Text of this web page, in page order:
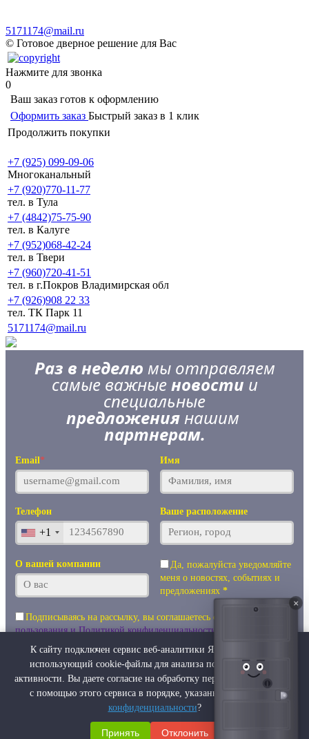
5171174@mail.ru
© Готовое дверное решение для Вас
Нажмите для звонка
0
Ваш заказ готов к оформлению
Оформить заказ Быстрый заказ в 1 клик
Продолжить покупки
+7 (925) 099-09-06
Многоканальный
+7 (920)770-11-77
тел. в Тула
+7 (4842)75-75-90
тел. в Калуге
+7 (952)068-42-24
тел. в Твери
+7 (960)720-41-51
тел. в г.Покров Владимирская обл
+7 (926)908 22 33
тел. ТК Парк 11
5171174@mail.ru
Раз в неделю мы отправляем
самые важныеновости и
специальные
предложения нашим
партнерам.
Email* Имя
Телефон
+1
Ваше расположение
О вашей компании
Да, пожалуйста уведомляйте
меня о новостях, событиях и
предложениях *
Подписываясь на рассылку, вы соглашаетесь с
пользования и Политикой конфиденциальности
данных *
Получать прайсы, узнавать о новинках и акциях
Спасибо, я уже подписан
К сайту подключен сервис веб-аналитики Яндекс Метрика,
использующий cookie-файлы для анализа пользовательской
активности. Вы даете согласие на обработку персональных данных
с помощью этого сервиса в порядке, указанном в
конфиденциальности?
Принять Отклонить
×